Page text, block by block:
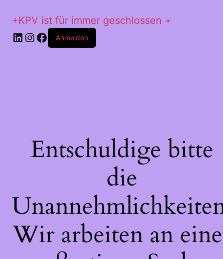
+KPV ist für immer geschlossen +
LinkedIn
Instagram
Facebook
Anmelden
Entschuldige bitte
die
Wir arbeiten an